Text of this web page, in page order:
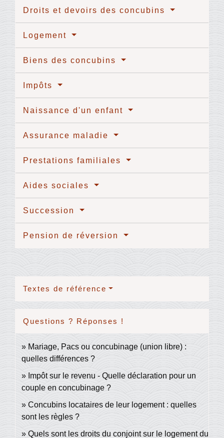
Droits et devoirs des concubins
Logement
Biens des concubins
Impôts
Naissance d'un enfant
Assurance maladie
Prestations familiales
Aides sociales
Succession
Pension de réversion
Textes de référence
Questions ? Réponses !
Mariage, Pacs ou concubinage (union libre) :
quelles différences ?
Impôt sur le revenu - Quelle déclaration pour un
couple en concubinage ?
Concubins locataires de leur logement : quelles
sont les règles ?
Quels sont les droits du conjoint sur le logement du